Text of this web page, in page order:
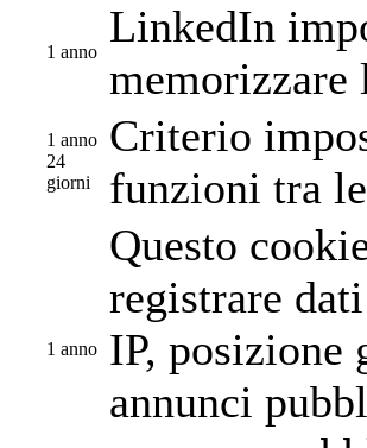
1 anno
LinkedIn
memorizzare
1 anno
24
giorni
Criterio
funzioni tra
1 anno
Questo
registrare
IP, posizione
annunci